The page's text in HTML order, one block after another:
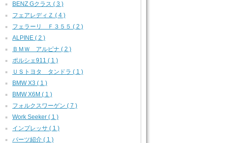
BENZ Gクラス ( 3 )
フェアレディＺ ( 4 )
フェラーリ Ｆ３５５ ( 2 )
ALPINE ( 2 )
ＢＭＷ アルピナ ( 2 )
ポルシェ911 ( 1 )
ＵＳトヨタ タンドラ ( 1 )
BMW X3 ( 1 )
BMW X6M ( 1 )
フォルクスワーゲン ( 7 )
Work Seeker ( 1 )
インプレッサ ( 1 )
パーツ紹介 ( 1 )